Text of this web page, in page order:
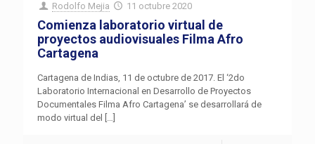
Rodolfo Mejia 11 octubre 2020
Comienza laboratorio virtual de
proyectos audiovisuales Filma Afro
Cartagena
Cartagena de Indias, 11 de octubre de 2017. El ‘2do
Laboratorio Internacional en Desarrollo de Proyectos
Documentales Filma Afro Cartagena’ se desarrollará de
modo virtual del
[…]